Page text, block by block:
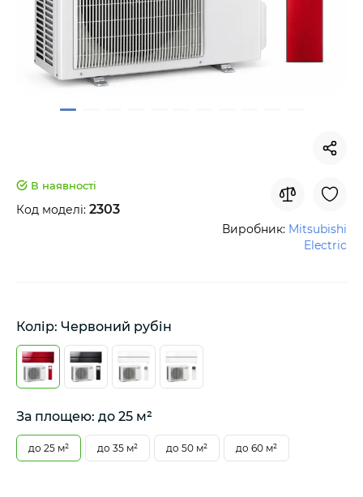
В наявності
Код моделі: 2303
Виробник: Mitsubishi
Electric
Колір: Червоний рубін
За площею: до 25 м²
до 25 м² до 35 м² до 50 м² до 60 м²